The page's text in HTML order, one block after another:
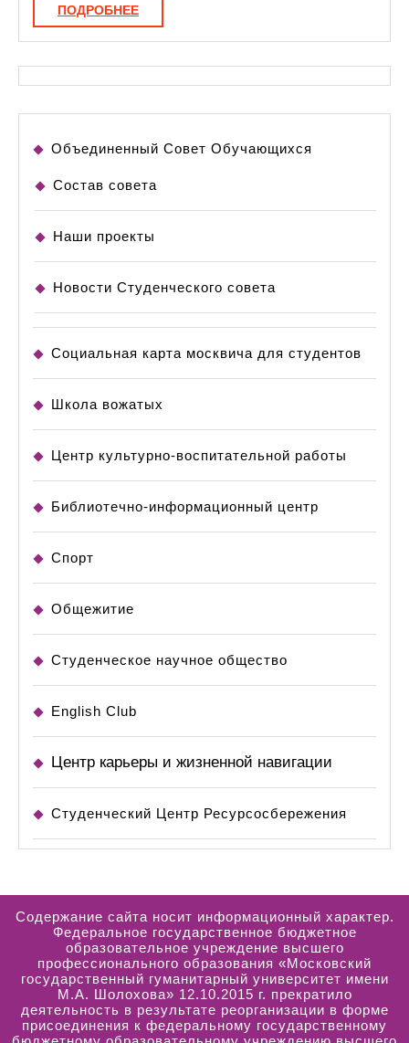
ПОДРОБНЕЕПОДРОБНЕЕ
Объединенный Совет Обучающихся
Состав совета
Наши проекты
Новости Студенческого совета
Социальная карта москвича для студентов
Школа вожатых
Центр культурно-воспитательной работы
Библиотечно-информационный центр
Спорт
Общежитие
Студенческое научное общество
English Club
Центр карьеры и жизненной навигации
Студенческий Центр Ресурсосбережения
Содержание сайта носит информационный характер.
Федеральное государственное бюджетное
образовательное учреждение высшего
профессионального образования «Московский
государственный гуманитарный университет имени
М.А. Шолохова» 12.10.2015 г. прекратило
деятельность в результате реорганизации в форме
присоединения к федеральному государственному